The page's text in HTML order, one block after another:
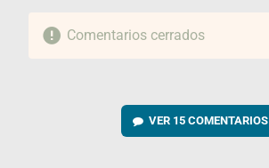
Comentarios cerrados
VER 15 COMENTARIOS